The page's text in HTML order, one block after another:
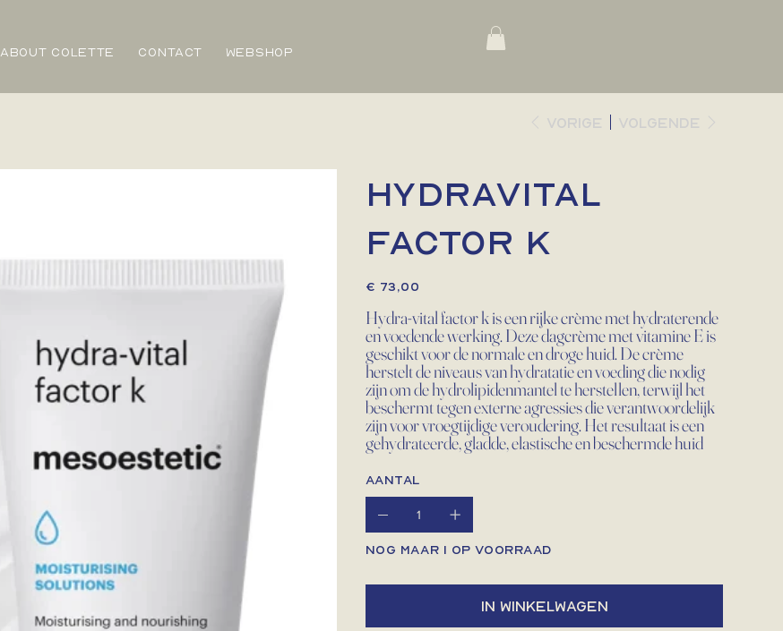
ABOUT COLETTE CONTACT WEBSHOP
Vorige Volgende
Hydravital
factor K
€ 73,00
Hydra-vital factor k is een rijke crème met hydraterende
en voedende werking. Deze dagcrème met vitamine E is
geschikt voor de normale en droge huid. De crème
herstelt de niveaus van hydratatie en voeding die nodig
zijn om de hydrolipidenmantel te herstellen, terwijl het
beschermt tegen externe agressies die verantwoordelijk
zijn voor vroegtijdige veroudering. Het resultaat is een
gehydrateerde, gladde, elastische en beschermde huid
Aantal
Nog maar 1 op voorraad
In winkelwagen